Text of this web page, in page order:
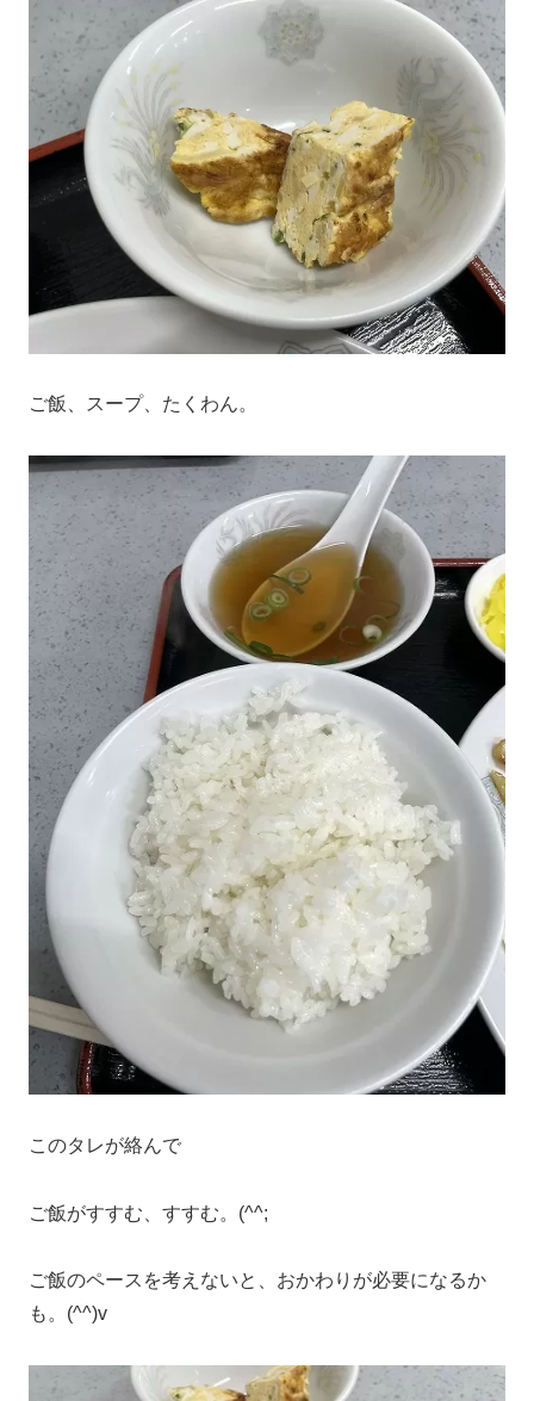
ご飯、スープ、たくわん。
このタレが絡んで
ご飯がすすむ、すすむ。(^^;
ご飯のペースを考えないと、おかわりが必要になるか
も。(^^)v